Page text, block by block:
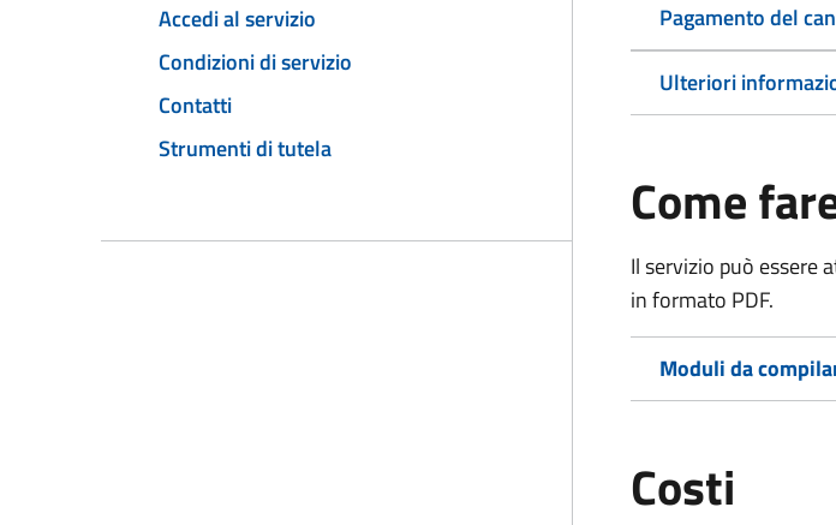
Accedi al servizio
Condizioni di servizio
Contatti
Strumenti di tutela
Pagamento del
Ulteriori
Come
Il servizio può essere
in formato PDF.
Moduli da
Costi